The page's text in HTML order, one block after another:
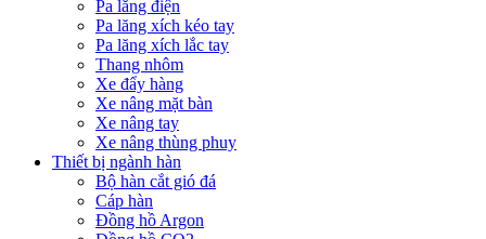
Pa lăng điện
Pa lăng xích kéo tay
Pa lăng xích lắc tay
Thang nhôm
Xe đẩy hàng
Xe nâng mặt bàn
Xe nâng tay
Xe nâng thùng phuy
Thiết bị ngành hàn
Bộ hàn cắt gió đá
Cáp hàn
Đồng hồ Argon